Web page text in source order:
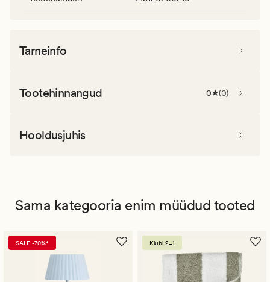
Tarneinfo
Tootehinnangud 0 (0)
Hooldusjuhis
Sama kategooria enim müüdud tooted
SALE -70%* Klubi 2=1